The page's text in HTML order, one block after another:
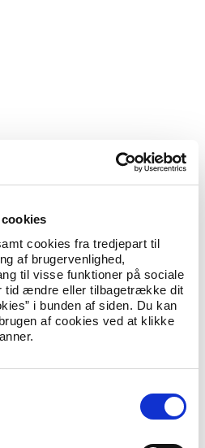
cookies fra tredjepart til
af brugervenlighed,
til visse funktioner på sociale
tid ændre eller tilbagetrække dit
i bunden af siden. Du kan
af cookies ved at klikke